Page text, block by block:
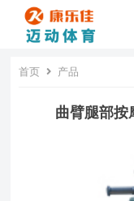
首页 产品
曲臂腿部按